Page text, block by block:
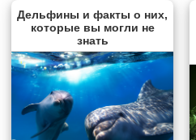
Дельфины и факты о них,
которые вы могли не
знать